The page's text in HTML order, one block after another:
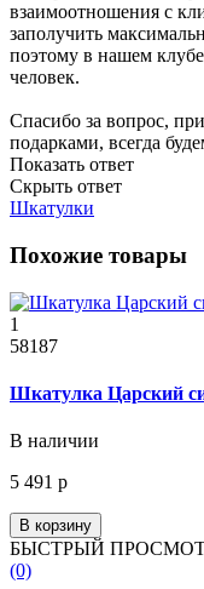
взаимоотношения с
заполучить
поэтому в нашем
человек.
Спасибо за вопрос,
подарками, всегда
Показать ответ
Скрыть ответ
Шкатулки
Похожие товары
1
58187
Шкатулка Царский
В наличии
5 491 р
В корзину
БЫСТРЫЙ
(0)